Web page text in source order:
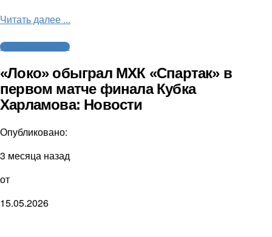
Читать далее ...
Молодежный хоккей
«Локо» обыграл МХК «Спартак» в
первом матче финала Кубка
Харламова: Новости
Опубликовано:
3 месяца назад
от
15.05.2026